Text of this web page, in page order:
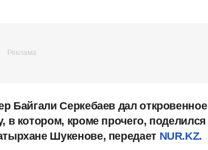
Байгали Серкебаев дал откровенное
котором, кроме прочего, поделился
Шукенове, передает NUR.KZ.